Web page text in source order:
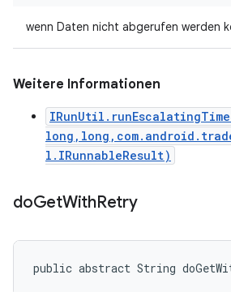
wenn Daten nicht abgerufen werden
Weitere Informationen
l.IRunnableResult)
doGetWithRetry
public abstract String